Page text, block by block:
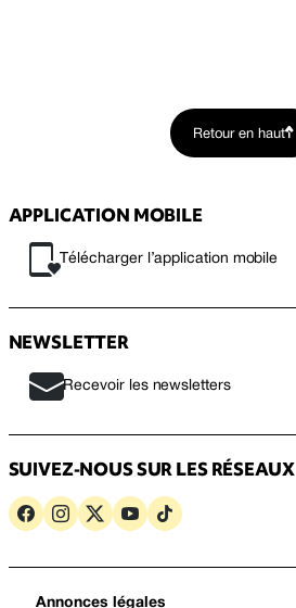
Retour en haut
APPLICATION MOBILE
Télécharger l’application mobile
NEWSLETTER
Recevoir les newsletters
SUIVEZ-NOUS SUR LES RÉSEAUX
Annonces légales